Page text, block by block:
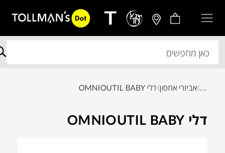
... אביזרי אחסון דלי OMNIOUTIL BABY
דלי OMNIOUTIL BABY